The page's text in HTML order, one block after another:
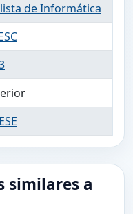
de Informática
similares a